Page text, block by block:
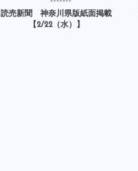
読売新聞 神奈川県版紙面掲載
【2/22（水）】